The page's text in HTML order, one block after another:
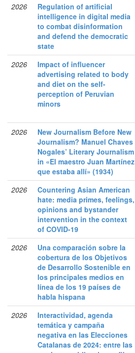
2026
Regulation of artificial
intelligence in digital media
to combat disinformation
and defend the democratic
state
2026
Impact of influencer
advertising related to body
and diet on the self-
perception of Peruvian
minors
2026
New Journalism Before New
Journalism? Manuel Chaves
Nogales’ Literary Journalism
in «El maestro Juan Martínez
que estaba allí» (1934)
2026
Countering Asian American
hate: media primes, feelings,
opinions and bystander
intervention in the context
of COVID-19
2026
Una comparación sobre la
cobertura de los Objetivos
de Desarrollo Sostenible en
los principales medios en
línea de los 19 países de
habla hispana
2026
Interactividad, agenda
temática y campaña
negativa en las Elecciones
Catalanas de 2024: entre las